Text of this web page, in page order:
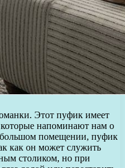
Этот пуфик имеет
напоминают нам о
помещении, пуфик
как он может служить
столиком, но при